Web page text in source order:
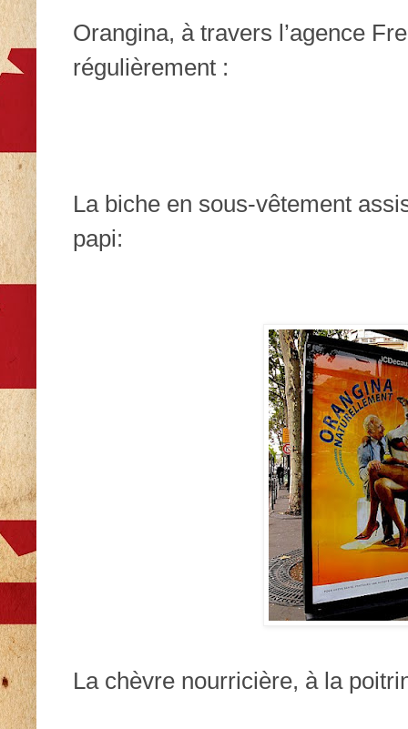
Orangina, à travers l’agence
régulièrement :
La biche en sous-vêtement
papi:
La chèvre nourricière, à la